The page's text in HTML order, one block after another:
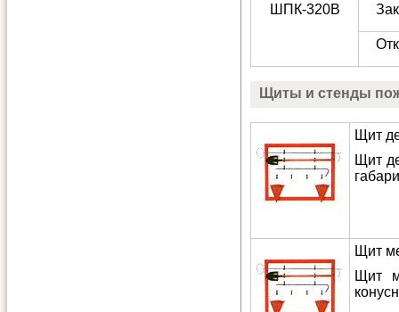
ШПК-320В
Щиты и стенды
Щит
Щит
Щит
Щит